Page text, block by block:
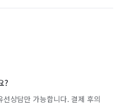
?
상담만 가능합니다. 결제 후의